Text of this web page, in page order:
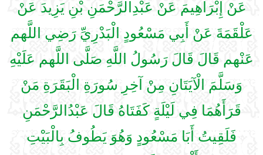
عَنْ إِبْرَاهِيمَ عَنْ عَبْدِالرَّحْمَنِ بْنِ يَزِيدَ عَنْ
عَلْقَمَةَ عَنْ أَبِي مَسْعُودٍ الْبَدْرِيِّ رَضِي اللَّهم
عَنْهم قَالَ قَالَ رَسُولُ اللَّهِ صَلَّى اللَّهم عَلَيْهِ
وَسَلَّمَ الْآيَتَانِ مِنْ آخِرِ سُورَةِ الْبَقَرَةِ مَنْ
قَرَأَهُمَا فِي لَيْلَةٍ كَفَتَاهُ قَالَ عَبْدُالرَّحْمَنِ
فَلَقِيتُ أَبَا مَسْعُودٍ وَهُوَ يَطُوفُ بِالْبَيْتِ